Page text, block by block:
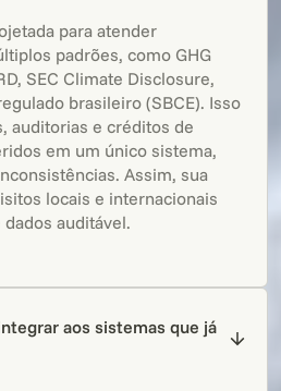
para atender
padrões, como GHG
SEC Climate Disclosure,
brasileiro (SBCE). Isso
auditorias e créditos de
em um único sistema,
Assim, sua
locais e internacionais
auditável.
aos sistemas que já